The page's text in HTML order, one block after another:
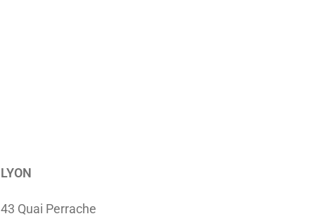
LYON
43 Quai Perrache